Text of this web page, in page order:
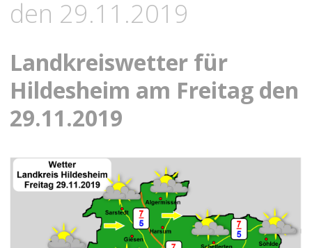
den 29.11.2019
Landkreiswetter für
Hildesheim am Freitag den
29.11.2019